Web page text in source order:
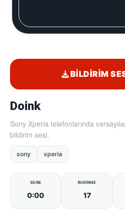
Doink
Sony Xperia telefonlarında
bildirim sesi.
sony xperia
SÜRE
0:00
İNDIRME
17
BILDIRIM